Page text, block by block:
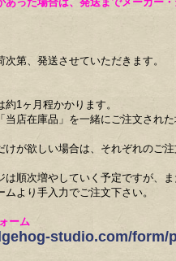
第、発送させていただきます。
1ヶ月程かかります。
店在庫品」を一緒にご注文され
が欲しい場合は、それぞれのご注
順次増やしていく予定ですが、
より手入力でご注文下さい。
ーム
studio.com/form/